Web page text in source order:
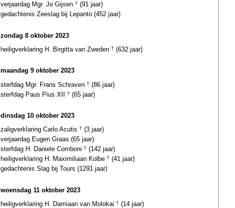
verjaardag Mgr. Jo Gijsen † (91 jaar)
gedachtenis Zeeslag bij Lepanto (452 jaar)
zondag 8 oktober 2023
heiligverklaring H. Birgitta van Zweden † (632 jaar)
maandag 9 oktober 2023
sterfdag Mgr. Frans Schraven † (86 jaar)
sterfdag Paus Pius XII † (65 jaar)
dinsdag 10 oktober 2023
zaligverklaring Carlo Acutis † (3 jaar)
verjaardag Eugen Graas (65 jaar)
sterfdag H. Daniele Comboni † (142 jaar)
heiligverklaring H. Maximiliaan Kolbe † (41 jaar)
gedachtenis Slag bij Tours (1291 jaar)
woensdag 11 oktober 2023
heiligverklaring H. Damiaan van Molokai † (14 jaar)